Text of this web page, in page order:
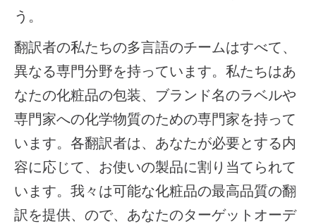
う。
翻訳者の私たちの多言語のチームはすべて、
異なる専門分野を持っています。私たちはあ
なたの化粧品の包装、ブランド名のラベルや
専門家への化学物質のための専門家を持って
います。各翻訳者は、あなたが必要とする内
容に応じて、お使いの製品に割り当てられて
います。我々は可能な化粧品の最高品質の翻
訳を提供、ので、あなたのターゲットオーデ